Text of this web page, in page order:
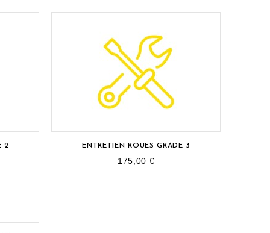
2 ENTRETIEN ROUES GRADE 3
175,00 €